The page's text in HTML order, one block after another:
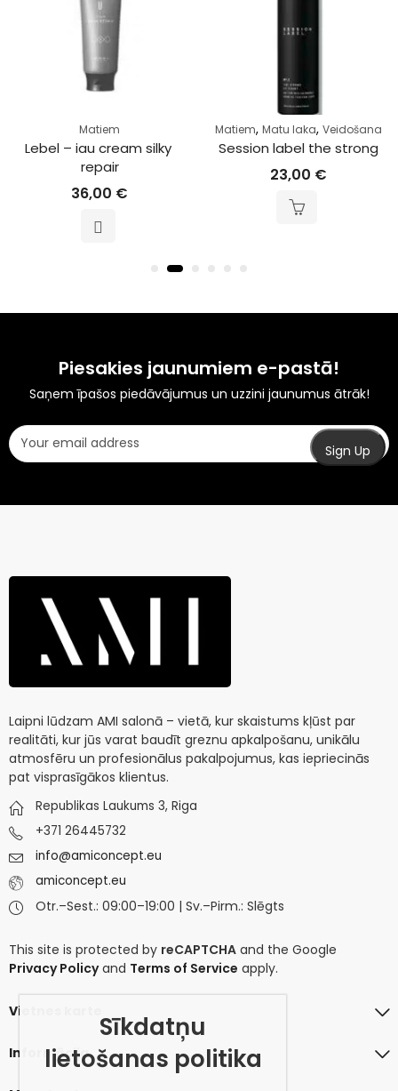
Matiem
Lebel – iau cream silky
repair
36,00 €
Matiem, Matu laka, Veidošana
Session label the strong
23,00 €
Piesakies jaunumiem e-pastā!
Saņem īpašos piedāvājumus un uzzini jaunumus ātrāk!
Laipni lūdzam AMI salonā – vietā, kur skaistums kļūst par
realitāti, kur jūs varat baudīt greznu apkalpošanu, unikālu
atmosfēru un profesionālus pakalpojumus, kas iepriecinās
pat visprasīgākos klientus.
Republikas Laukums 3, Riga
+371 26445732
info@amiconcept.eu
amiconcept.eu
Otr.–Sest.: 09:00–19:00 | Sv.–Pirm.: Slēgts
This site is protected by reCAPTCHA and the Google
Privacy Policyand Terms of Service apply.
Vietnes karte
Informācija
Sīkdatņu
lietošanas politika